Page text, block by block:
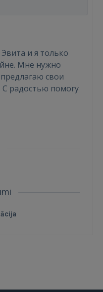
и я только
Мне нужно
свои
С радостью помогу